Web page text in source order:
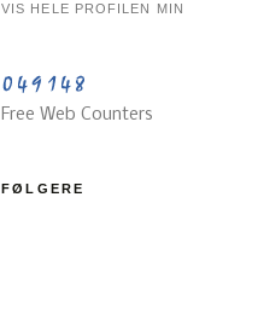
VIS HELE PROFILEN MIN
Free Web Counters
FØLGERE